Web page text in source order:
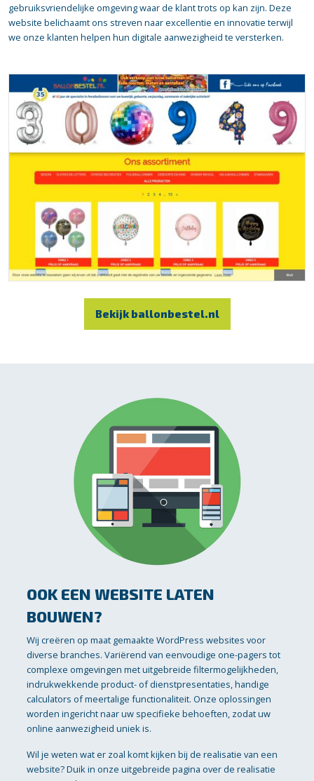
Bekijk ballonbestel.nl
gebruiksvriendelijke omgeving waar de klant trots op kan zijn. Deze
website belichaamt ons streven naar excellentie en innovatie terwijl
we onze klanten helpen hun digitale aanwezigheid te versterken.
OOK EEN WEBSITE LATEN
BOUWEN?
Wij creëren op maat gemaakte WordPress websites voor
diverse branches. Variërend van eenvoudige one-pagers tot
complexe omgevingen met uitgebreide filtermogelijkheden,
indrukwekkende product- of dienstpresentaties, handige
calculators of meertalige functionaliteit. Onze oplossingen
worden ingericht naar uw specifieke behoeften, zodat uw
online aanwezigheid uniek is.
Wil je weten wat er zoal komt kijken bij de realisatie van een
website? Duik in onze uitgebreide pagina over de realisatie